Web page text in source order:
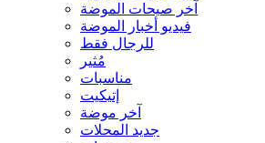
آخر صيحات الموضة
فيديو أخبار الموضة
للرجال فقط
مُثير
مناسبات
إتيكيت
آخر موضة
جديد المحلات